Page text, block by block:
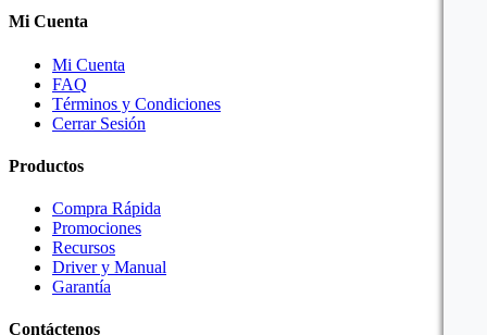
Mi Cuenta
Mi Cuenta
FAQ
Términos y Condiciones
Cerrar Sesión
Productos
Compra Rápida
Promociones
Recursos
Driver y Manual
Garantía
Contáctenos